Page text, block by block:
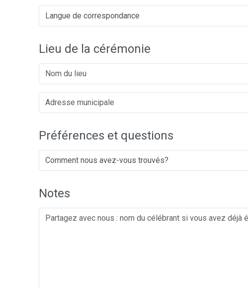
Lieu de la cérémonie
Préférences et questions
Notes